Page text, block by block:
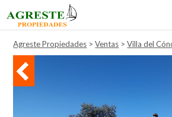
VENTAS
BUSCAMOS POR VOS
ARQUITECTURA
MAPA DE PROPIEDADES
Agreste Propiedades >Ventas >Villa del